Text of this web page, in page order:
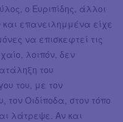
ο Ευριπίδης, άλλοι
και επανειλημμένα είχε
να επισκεφτεί τις
λοιπόν, δεν
του
του, με τον
τον Οιδίποδα, στον τόπο
λάτρεψε. Αν και